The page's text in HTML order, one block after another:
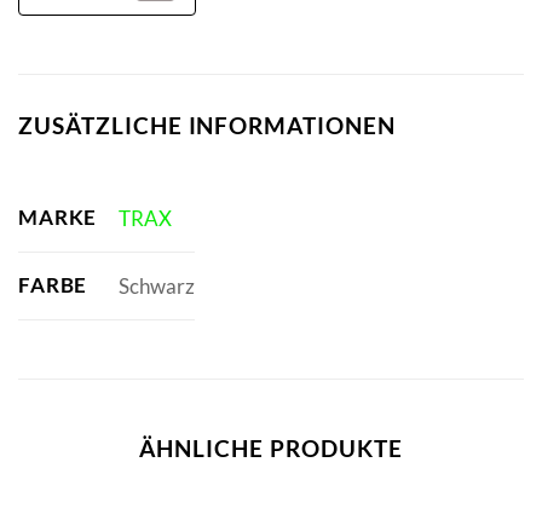
ZUSÄTZLICHE INFORMATIONEN
MARKE TRAX
FARBE Schwarz
ÄHNLICHE PRODUKTE